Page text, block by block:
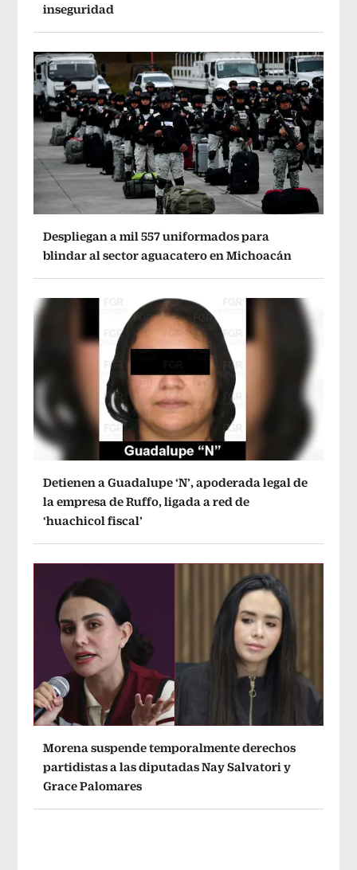
inseguridad
Despliegan a mil 557 uniformados para
blindar al sector aguacatero en Michoacán
Detienen a Guadalupe ‘N’, apoderada legal de
la empresa de Ruffo, ligada a red de
‘huachicol fiscal’
Morena suspende temporalmente derechos
partidistas a las diputadas Nay Salvatori y
Grace Palomares